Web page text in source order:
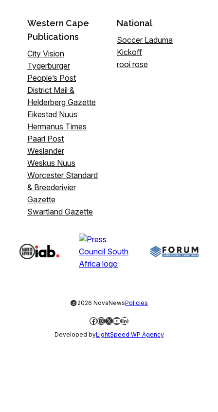
Western Cape
Publications
City Vision
Tygerburger
People’s Post
District Mail &
Helderberg Gazette
Eikestad Nuus
Hermanus Times
Paarl Post
Weslander
Weskus Nuus
Worcester Standard
& Breederivier
Gazette
Swartland Gazette
National
Soccer Laduma
Kickoff
rooi rose
©2026 NovaNewsPolicies
Facebook
Instagram
X YouTube
LinkedIn
Developed byLightSpeed WP Agency